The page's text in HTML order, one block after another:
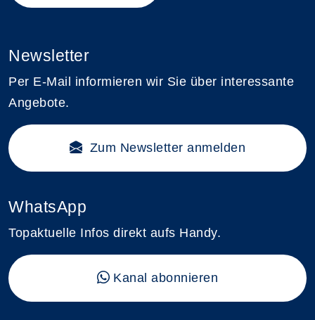
Newsletter
Per E-Mail informieren wir Sie über interessante
Angebote.
Zum Newsletter anmelden
WhatsApp
Topaktuelle Infos direkt aufs Handy.
Kanal abonnieren